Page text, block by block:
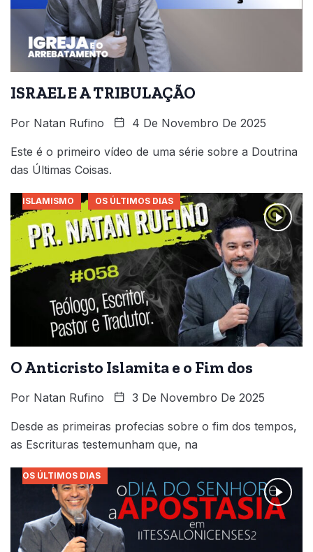
ISRAEL E A TRIBULAÇÃO
Por Natan Rufino 4 De Novembro De 2025
Este é o primeiro vídeo de uma série sobre a Doutrina
das Últimas Coisas.
ISLAMISMO OS ÚLTIMOS DIAS
O Anticristo Islamita e o Fim dos
Por Natan Rufino 3 De Novembro De 2025
Desde as primeiras profecias sobre o fim dos tempos,
as Escrituras testemunham que, na
OS ÚLTIMOS DIAS